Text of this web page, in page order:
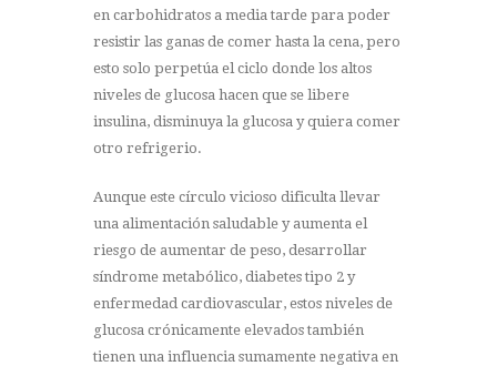
en carbohidratos a media tarde para poder
resistir las ganas de comer hasta la cena, pero
esto solo perpetúa el ciclo donde los altos
niveles de glucosa hacen que se libere
insulina, disminuya la glucosa y quiera comer
otro refrigerio.
Aunque este círculo vicioso dificulta llevar
una alimentación saludable y aumenta el
riesgo de aumentar de peso, desarrollar
síndrome metabólico, diabetes tipo 2 y
enfermedad cardiovascular, estos niveles de
glucosa crónicamente elevados también
tienen una influencia sumamente negativa en